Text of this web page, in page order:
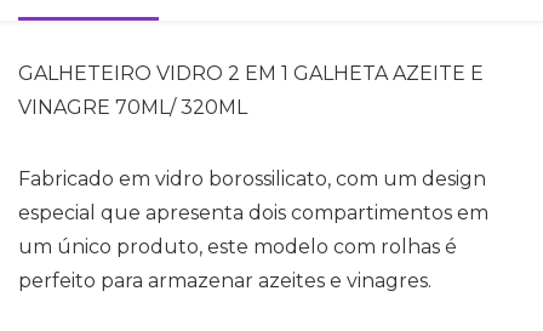
GALHETEIRO VIDRO 2 EM 1 GALHETA AZEITE E
VINAGRE 70ML/ 320ML
Fabricado em vidro borossilicato, com um design
especial que apresenta dois compartimentos em
um único produto, este modelo com rolhas é
perfeito para armazenar azeites e vinagres.